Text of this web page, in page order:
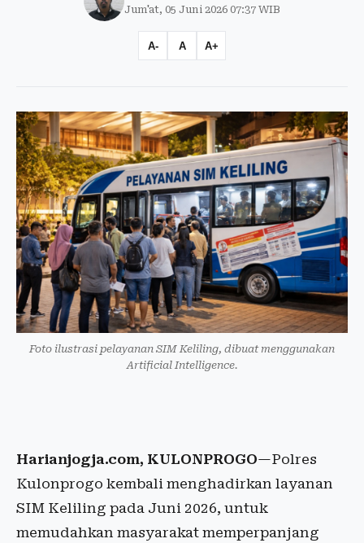
Jum'at, 05 Juni 2026 07:37 WIB
A- A A+
Foto ilustrasi pelayanan SIM Keliling, dibuat menggunakan
Artificial Intelligence.
Harianjogja.com, KULONPROGO—Polres
Kulonprogo kembali menghadirkan layanan
SIM Keliling pada Juni 2026, untuk
memudahkan masyarakat memperpanjang